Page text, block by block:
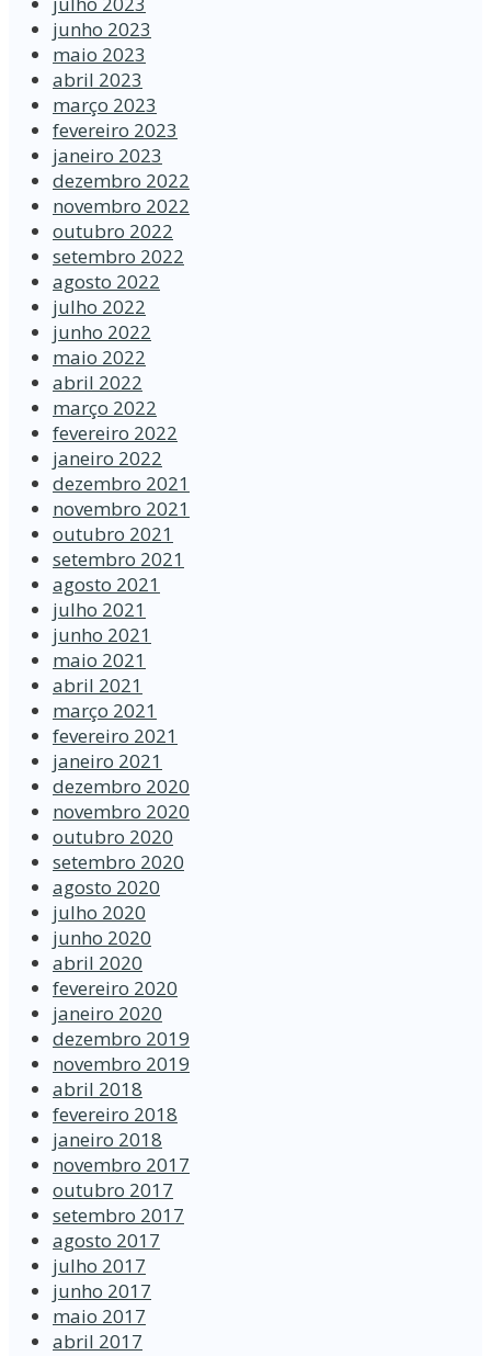
junho 2023
maio 2023
abril 2023
março 2023
fevereiro 2023
janeiro 2023
dezembro 2022
novembro 2022
outubro 2022
setembro 2022
agosto 2022
julho 2022
junho 2022
maio 2022
abril 2022
março 2022
fevereiro 2022
janeiro 2022
dezembro 2021
novembro 2021
outubro 2021
setembro 2021
agosto 2021
julho 2021
junho 2021
maio 2021
abril 2021
março 2021
fevereiro 2021
janeiro 2021
dezembro 2020
novembro 2020
outubro 2020
setembro 2020
agosto 2020
julho 2020
junho 2020
abril 2020
fevereiro 2020
janeiro 2020
dezembro 2019
novembro 2019
abril 2018
fevereiro 2018
janeiro 2018
novembro 2017
outubro 2017
setembro 2017
agosto 2017
julho 2017
junho 2017
maio 2017
abril 2017